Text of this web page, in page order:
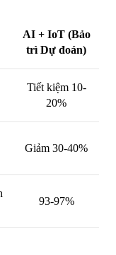
AI + IoT (Bảo
trì Dự đoán)
Tiết kiệm 10-
20%
Giảm 30-40%
93-97%